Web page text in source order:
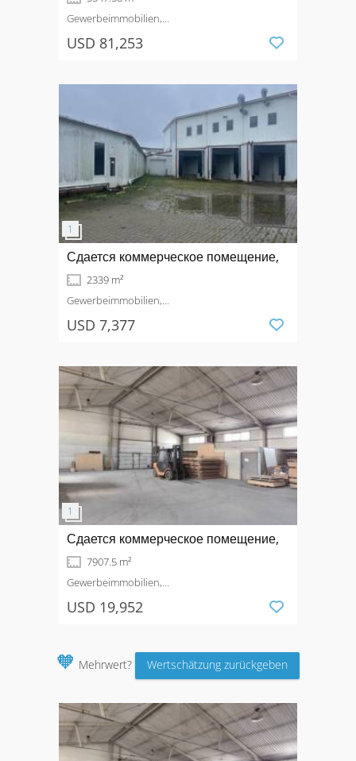
Gewerbeimmobilien,
USD 81,253
Сдается коммерческое помещение,
2339 m²
Gewerbeimmobilien,
USD 7,377
Сдается коммерческое помещение,
7907.5 m²
Gewerbeimmobilien,
USD 19,952
🧡 Mehrwert? Wertschätzung zurückgeben